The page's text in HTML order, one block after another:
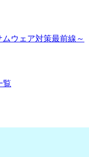
ウェア対策最前線～
覧